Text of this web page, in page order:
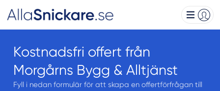
Kostnadsfri offert från
Morgårns Bygg & Alltjänst
Fyll i nedan formulär för att skapa en offertförfrågan till